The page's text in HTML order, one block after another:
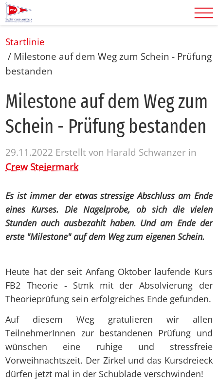
Startlinie
/ Milestone auf dem Weg zum Schein - Prüfung
bestanden
Mi­les­to­ne auf dem Weg zum
Schein - Prü­fung be­stan­den
29.11.2022 Erstellt von Harald Schwanzer in
Crew Steiermark
Es ist immer der etwas stressige Abschluss am Ende
eines Kurses. Die Nagelprobe, ob sich die vielen
Stunden auch ausbezahlt haben. Und am Ende der
erste "Milestone" auf dem Weg zum eigenen Schein.
Heute hat der seit Anfang Oktober laufende Kurs
FB2 Theorie - Stmk mit der Absolvierung der
Theorieprüfung sein erfolgreiches Ende gefunden.
Auf diesem Weg gratulieren wir allen
TeilnehmerInnen zur bestandenen Prüfung und
wünschen eine ruhige und stressfreie
Vorweihnachtszeit. Der Zirkel und das Kursdreieck
dürfen jetzt mal in der Schublade verschwinden!